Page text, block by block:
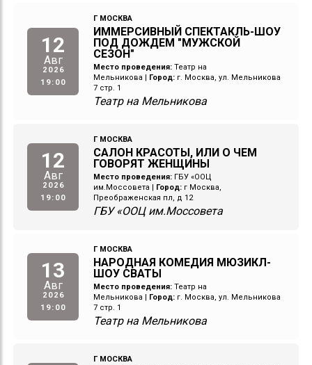
12
Авг
2026
19:00
Г МОСКВА
ИММЕРСИВНЫЙ СПЕКТАКЛЬ-ШОУ
ПОД ДОЖДЕМ "МУЖСКОЙ
СЕЗОН"
Место проведения: Театр на
Мельникова
Город: г. Москва, ул. Мельникова
7 стр. 1
Театр на Мельникова
12
Авг
2026
19:00
Г МОСКВА
САЛОН КРАСОТЫ, ИЛИ О ЧЕМ
ГОВОРЯТ ЖЕНЩИНЫ
Место проведения: ГБУ «ООЦ
им.Моссовета
Город: г Москва,
Преображенская пл, д 12
ГБУ «ООЦ им.Моссовета
13
Авг
2026
19:00
Г МОСКВА
НАРОДНАЯ КОМЕДИЯ МЮЗИКЛ-
ШОУ СВАТЫ
Место проведения: Театр на
Мельникова
Город: г. Москва, ул. Мельникова
7 стр. 1
Театр на Мельникова
Г МОСКВА